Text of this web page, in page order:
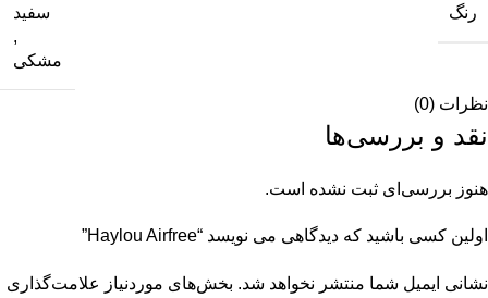
رنگ
سفید
,
مشکی
نظرات (0)
نقد و بررسی‌ها
هنوز بررسی‌ای ثبت نشده است.
اولین کسی باشید که دیدگاهی می نویسد “Haylou Airfree”
نشانی ایمیل شما منتشر نخواهد شد. بخش‌های موردنیاز علامت‌گذاری